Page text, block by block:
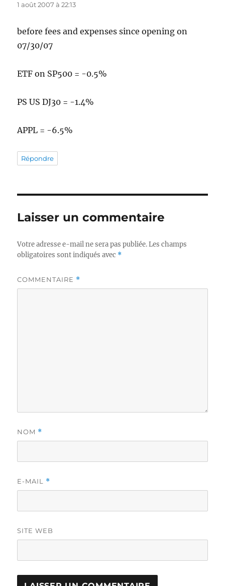
1 août 2007 à 22:13
before fees and expenses since opening on
07/30/07
ETF on SP500 = -0.5%
PS US DJ30 = -1.4%
APPL = -6.5%
Répondre
Laisser un commentaire
Votre adresse e-mail ne sera pas publiée. Les champs
obligatoires sont indiqués avec *
COMMENTAIRE *
NOM *
E-MAIL *
SITE WEB